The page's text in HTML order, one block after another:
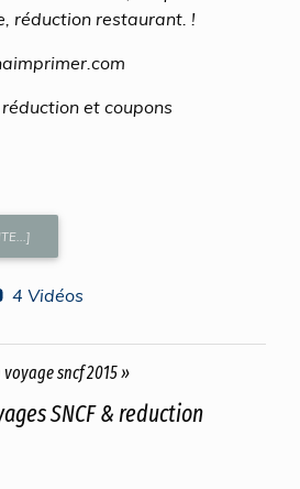
réduction restaurant. !
et coupons
4 Vidéos
sncf 2015 »
SNCF & reduction